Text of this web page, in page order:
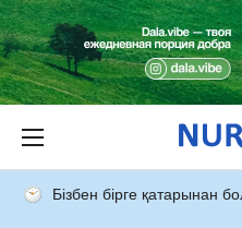
Бізбен бірге қатарынан